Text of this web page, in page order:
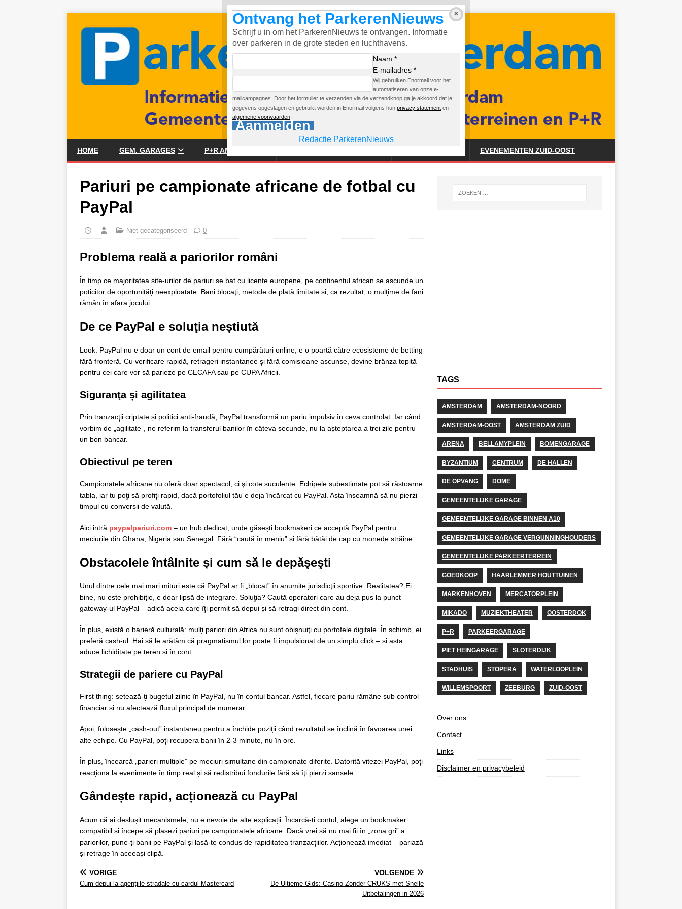
HOME GEM. GARAGES P+R AMSTERDAM EVENEMENTEN ZUID-OOST
Pariuri pe campionate africane de fotbal cu
PayPal
Niet gecategoriseerd 0
Problema reală a pariorilor români
În timp ce majoritatea site‑urilor de pariuri se bat cu licențe europene, pe continentul african se ascunde un
poticitor de oportunităţi neexploatate. Bani blocaţi, metode de plată limitate și, ca rezultat, o mulţime de fani
rămân în afara jocului.
De ce PayPal e soluţia neştiută
Look: PayPal nu e doar un cont de email pentru cumpărături online, e o poartă către ecosisteme de betting
fără fronteră. Cu verificare rapidă, retrageri instantanee şi fără comisioane ascunse, devine brânza topită
pentru cei care vor să parieze pe CECAFA sau pe CUPA Africii.
Siguranţa și agilitatea
Prin tranzacţii criptate și politici anti‑fraudă, PayPal transformă un pariu impulsiv în ceva controlat. Iar când
vorbim de „agilitate”, ne referim la transferul banilor în câteva secunde, nu la așteptarea a trei zile pentru
un bon bancar.
Obiectivul pe teren
Campionatele africane nu oferă doar spectacol, ci şi cote suculente. Echipele subestimate pot să răstoarne
tabla, iar tu poţi să profiţi rapid, dacă portofoliul tău e deja încărcat cu PayPal. Asta înseamnă să nu pierzi
timpul cu conversii de valută.
Aici intră paypalpariuri.com – un hub dedicat, unde găseşti bookmakeri ce acceptă PayPal pentru
meciurile din Ghana, Nigeria sau Senegal. Fără “caută în meniu” și fără bătăi de cap cu monede străine.
Obstacolele întâlnite și cum să le depăşeşti
Unul dintre cele mai mari mituri este că PayPal ar fi „blocat” în anumite jurisdicţii sportive. Realitatea? Ei
bine, nu este prohibiție, e doar lipsă de integrare. Soluţia? Caută operatori care au deja pus la punct
gateway‑ul PayPal – adică aceia care îţi permit să depui și să retragi direct din cont.
În plus, există o barieră culturală: mulţi pariori din Africa nu sunt obișnuiţi cu portofele digitale. În schimb, ei
preferă cash‑ul. Hai să le arătăm că pragmatismul lor poate fi impulsionat de un simplu click – și asta
aduce lichiditate pe teren și în cont.
Strategii de pariere cu PayPal
First thing: setează‑ţi bugetul zilnic în PayPal, nu în contul bancar. Astfel, fiecare pariu rămâne sub control
financiar și nu afectează fluxul principal de numerar.
Apoi, foloseşte „cash‑out” instantaneu pentru a închide poziţii când rezultatul se înclină în favoarea unei
alte echipe. Cu PayPal, poţi recupera banii în 2‑3 minute, nu în ore.
În plus, încearcă „parieri multiple” pe meciuri simultane din campionate diferite. Datorită vitezei PayPal, poţi
reacţiona la evenimente în timp real și să redistribui fondurile fără să îţi pierzi șansele.
Gândește rapid, acționează cu PayPal
Acum că ai deslușit mecanismele, nu e nevoie de alte explicații. Încarcă-ți contul, alege un bookmaker
compatibil și începe să plasezi pariuri pe campionatele africane. Dacă vrei să nu mai fii în „zona gri” a
pariorilor, pune-ți banii pe PayPal și lasă‑te condus de rapiditatea tranzacţiilor. Acționează imediat – pariază
și retrage în aceeași clipă.
VORIGE
Cum depui la agențiile stradale cu cardul Mastercard
VOLGENDE
De Ultieme Gids: Casino Zonder CRUKS met Snelle
Uitbetalingen in 2026
TAGS
AMSTERDAM AMSTERDAM-NOORD
AMSTERDAM-OOST AMSTERDAM ZUID
ARENA BELLAMYPLEIN BOMENGARAGE
BYZANTIUM CENTRUM DE HALLEN
DE OPVANG DOME
GEMEENTELIJKE GARAGE
GEMEENTELIJKE GARAGE BINNEN A10
GEMEENTELIJKE GARAGE VERGUNNINGHOUDERS
GEMEENTELIJKE PARKEERTERREIN
GOEDKOOP HAARLEMMER HOUTTUINEN
MARKENHOVEN MERCATORPLEIN
MIKADO MUZIEKTHEATER OOSTERDOK
P+R PARKEERGARAGE
PIET HEINGARAGE SLOTERDIJK
STADHUIS STOPERA WATERLOOPLEIN
WILLEMSPOORT ZEEBURG ZUID-OOST
Over ons
Contact
Links
Disclaimer en privacybeleid
Ontvang het ParkerenNieuws
Schrijf u in om het ParkerenNieuws te ontvangen. Informatie
over parkeren in de grote steden en luchthavens.
Naam *
E-mailadres *
Wij gebruiken Enormail voor het
automatiseren van onze e-
mailcampagnes. Door het formulier te verzenden via de verzendknop ga je akkoord dat je
gegevens opgeslagen en gebruikt worden in Enormail volgens hun privacy statement en
algemene voorwaarden
Aanmelden
Redactie ParkerenNieuws